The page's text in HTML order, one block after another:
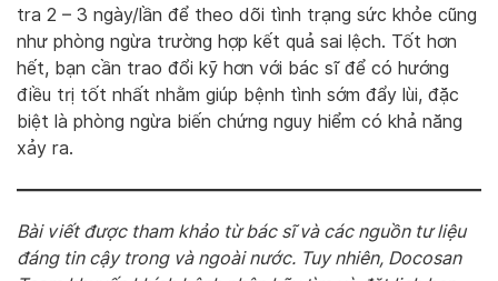
tra 2 – 3 ngày/lần để theo dõi tình trạng sức khỏe cũng
như phòng ngừa trường hợp kết quả sai lệch. Tốt hơn
hết, bạn cần trao đổi kỹ hơn với bác sĩ để có hướng
điều trị tốt nhất nhằm giúp bệnh tình sớm đẩy lùi, đặc
biệt là phòng ngừa biến chứng nguy hiểm có khả năng
xảy ra.
Bài viết được tham khảo từ bác sĩ và các nguồn tư liệu
đáng tin cậy trong và ngoài nước. Tuy nhiên, Docosan